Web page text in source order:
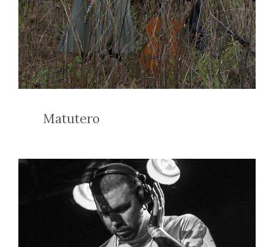
Matutero